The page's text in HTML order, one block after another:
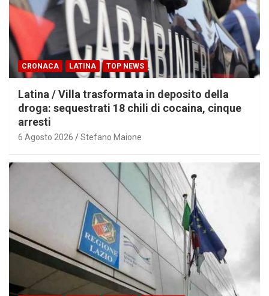
CRONACA LATINA TOP NEWS
Latina / Villa trasformata in deposito della
droga: sequestrati 18 chili di cocaina, cinque
arresti
6 Agosto 2026 Stefano Maione